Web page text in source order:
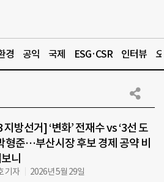
경 공익 국제 ESG·CSR 인터뷰
지방선거] ‘변화’ 전재수 vs ‘3선 도
형준…부산시장 후보 경제 공약 비
니
기자 2026년 5월 29일